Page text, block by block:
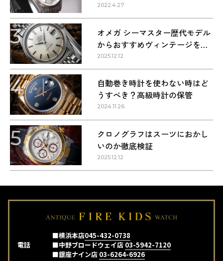
2022.4.27
3
オメガ シーマスター歴代モデル
からおすすめヴィンテージを紹
介
2025.12.12
4
自動巻き時計を使わない時はど
うすべき？高級時計の保管
2024.11.26
5
クロノグラフはスーツにおかし
いのか徹底検証
2025.12.12
電話
■横浜本店045-432-0738
■中野ブロードウェイ店 03-5942-7120
■銀座ナイン店 03-6264-6926